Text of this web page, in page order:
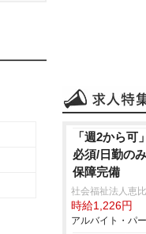
「週2から
必須/日勤の
保障完備
社会福祉法人恵
時給1,226円
アルバイト・パ